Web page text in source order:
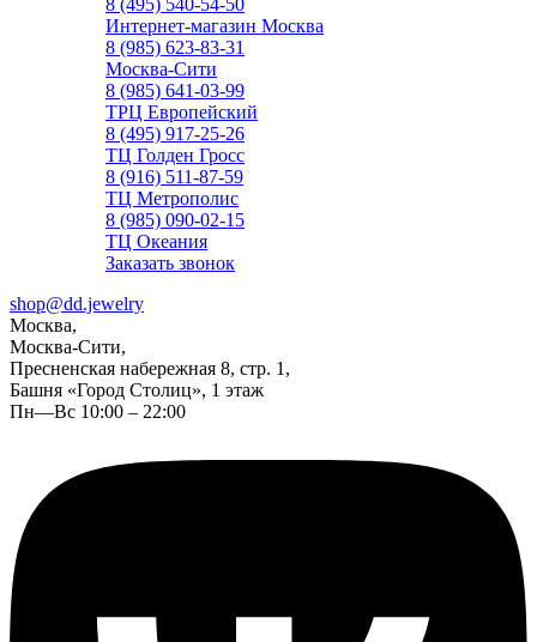
8 (495) 540-54-50
Интернет-магазин Москва
8 (985) 623-83-31
Москва-Сити
8 (985) 641-03-99
ТРЦ Европейский
8 (495) 917-25-26
ТЦ Голден Гросс
8 (916) 511-87-59
ТЦ Метрополис
8 (985) 090-02-15
ТЦ Океания
Заказать звонок
shop@dd.jewelry
Москва,
Москва-Сити,
Пресненская набережная 8, стр. 1,
Башня «Город Столиц», 1 этаж
Пн—Вс 10:00 – 22:00